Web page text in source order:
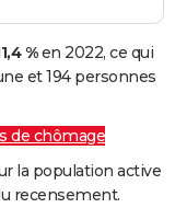
%en 2022, ce qui
et 194 personnes
de chômage
la population active
recensement.